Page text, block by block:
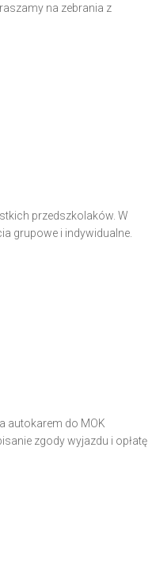
na zebrania z
przedszkolaków. W
grupowe i indywidualne.
autokarem do MOK
zgody wyjazdu i opłatę